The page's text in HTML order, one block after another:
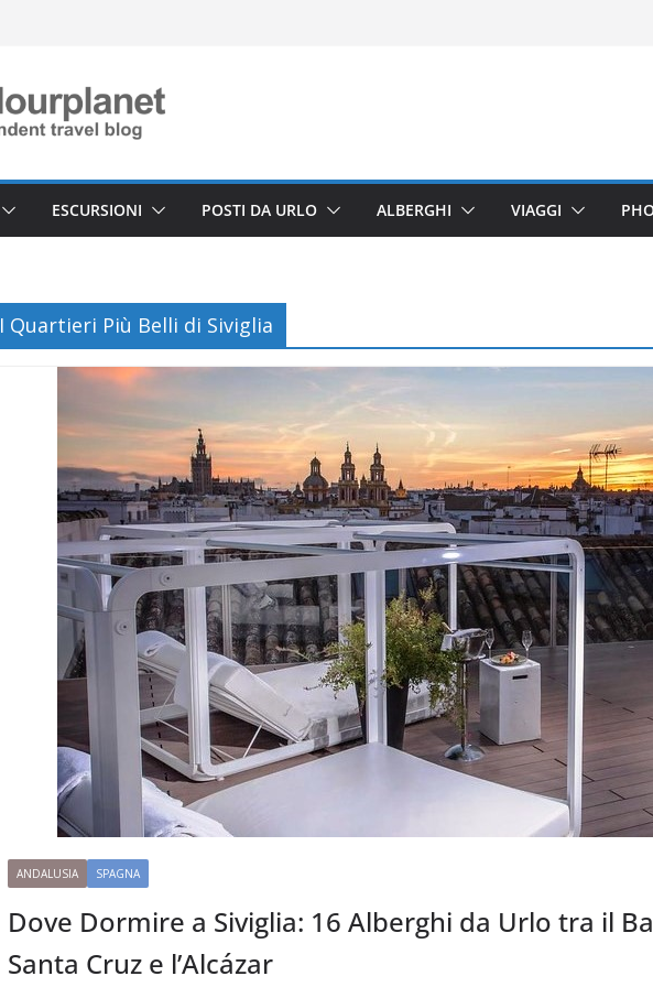
ESCURSIONI POSTI DA URLO ALBERGHI VIAGGI
I Quartieri Più Belli di Siviglia
ANDALUSIA SPAGNA
Dove Dormire a Siviglia: 16 Alberghi da Urlo tra il
Santa Cruz e l’Alcázar